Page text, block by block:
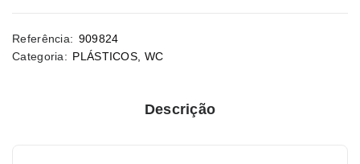
Referência: 909824
Categoria: PLÁSTICOS WC
Descrição